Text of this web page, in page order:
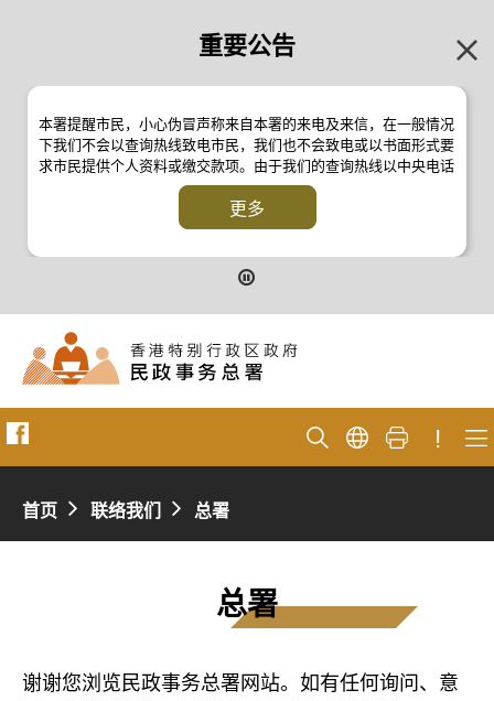
重要公告
本署提醒市民，小心伪冒声称来自本署的来电及来信，在一般情况
下我们不会以查询热线致电市民，我们也不会致电或以书面形式要
求市民提供个人资料或缴交款项。由于我们的查询热线以中央电话
系统操作，本署的来电不会显示电话号码 2835 2500 。如有疑
问，应与本署职员核实或向警方反诈骗协调中心
询热线 18222 查询。详情请浏览以下新闻公报：
二零一九年七月二十六日的新闻公报
二零一七年四月二十八日的新闻公报
二零一七年四月五日的新闻公报
更多
!
首页 联络我们 总署
总署
谢谢您浏览民政事务总署网站。如有任何询问、意